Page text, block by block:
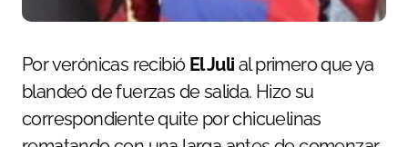
Por verónicas recibió El Julial primero que ya
blandeó de fuerzas de salida. Hizo su
correspondiente quite por chicuelinas